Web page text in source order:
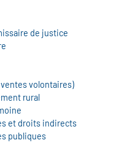
de justice
volontaires)
rural
et droits indirects
publiques